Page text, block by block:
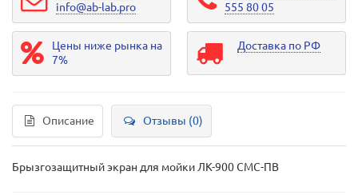
info@ab-lab.pro
555 80 05
Цены ниже рынка на
7%
Доставка по РФ
Описание Отзывы (0)
Брызгозащитный экран для мойки ЛК-900 СМС-ПВ